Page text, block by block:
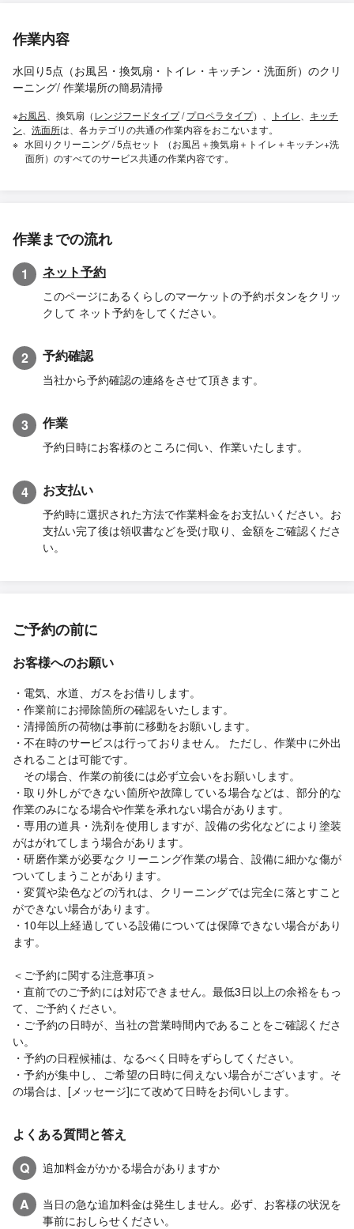
作業内容
水回り5点（お風呂・換気扇・トイレ・キッチン・洗面所）のクリ
ーニング/ 作業場所の簡易清掃
※お風呂 、換気扇（レンジフードタイプ/プロペラタイプ）、 トイレ
キッチ
ン
洗面所は、各カテゴリの共通の作業内容をおこないます。
水回りクリーニング / 5点セット （お風呂＋換気扇＋トイレ＋キッチン+洗
面所）のすべてのサービス共通の作業内容です。
作業までの流れ
1 ネット予約
このページにあるくらしのマーケットの予約ボタンをクリッ
クして ネット予約をしてください。
2 予約確認
当社から予約確認の連絡をさせて頂きます。
3 作業
予約日時にお客様のところに伺い、作業いたします。
4 お支払い
予約時に選択された方法で作業料金をお支払いください。お
支払い完了後は領収書などを受け取り、金額をご確認くださ
い。
ご予約の前に
お客様へのお願い
・電気、水道、ガスをお借りします。
・作業前にお掃除箇所の確認をいたします。
・清掃箇所の荷物は事前に移動をお願いします。
・不在時のサービスは行っておりません。 ただし、作業中に外出
されることは可能です。
その場合、作業の前後には必ず立会いをお願いします。
・取り外しができない箇所や故障している場合などは、部分的な
作業のみになる場合や作業を承れない場合があります。
・専用の道具・洗剤を使用しますが、設備の劣化などにより塗装
がはがれてしまう場合があります。
・研磨作業が必要なクリーニング作業の場合、設備に細かな傷が
ついてしまうことがあります。
・変質や染色などの汚れは、クリーニングでは完全に落とすこと
ができない場合があります。
・10年以上経過している設備については保障できない場合があり
ます。
＜ご予約に関する注意事項＞
・直前でのご予約には対応できません。最低3日以上の余裕をもっ
て、ご予約ください。
・ご予約の日時が、当社の営業時間内であることをご確認くださ
い。
・予約の日程候補は、なるべく日時をずらしてください。
・予約が集中し、ご希望の日時に伺えない場合がございます。そ
の場合は、[メッセージ]にて改めて日時をお伺いします。
よくある質問と答え
Q
追加料金がかかる場合がありますか
A
当日の急な追加料金は発生しません。必ず、お客様の状況を
事前におしらせください。